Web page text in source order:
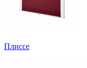
Плиссе